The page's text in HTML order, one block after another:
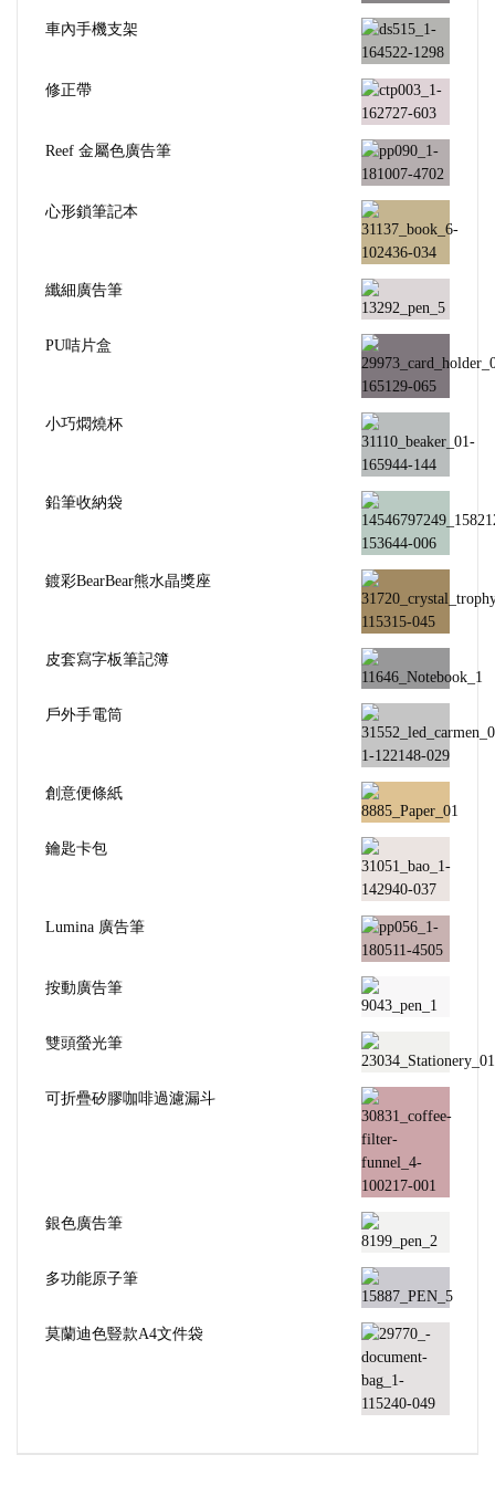
車內手機支架
修正帶
Reef 金屬色廣告筆
心形鎖筆記本
纖細廣告筆
PU咭片盒
小巧燜燒杯
鉛筆收納袋
鍍彩BearBear熊水晶獎座
皮套寫字板筆記簿
戶外手電筒
創意便條紙
鑰匙卡包
Lumina 廣告筆
按動廣告筆
雙頭螢光筆
可折疊矽膠咖啡過濾漏斗
銀色廣告筆
多功能原子筆
莫蘭迪色豎款A4文件袋